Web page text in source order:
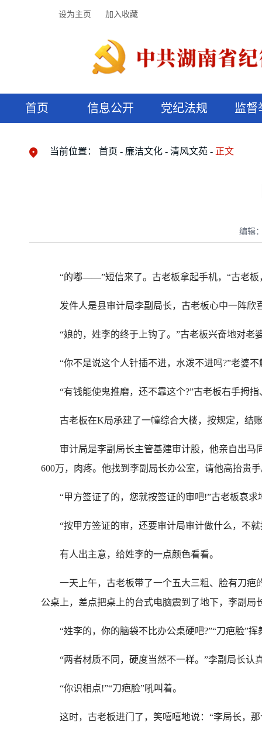
设为主页 加入收藏
首页 信息公开 党纪法规 监督
当前位置： 首页 廉洁文化 清风文苑 正文
编辑
“的嘟——”短信来了。古老板拿起手机，“古老板
发件人是县审计局李副局长，古老板心中一阵欣
“娘的，姓李的终于上钩了。”古老板兴奋地对老
“你不是说这个人针插不进，水泼不进吗?”老婆不
“有钱能使鬼推磨，还不靠这个?”古老板右手拇指
古老板在K局承建了一幢综合大楼，按规定，结账
审计局是李副局长主管基建审计股，他亲自出马
600万，肉疼。他找到李副局长办公室，请他高抬贵
“甲方签证了的，您就按签证的审吧!”古老板哀求
“按甲方签证的审，还要审计局审计做什么，不就
有人出主意，给姓李的一点颜色看看。
一天上午，古老板带了一个五大三粗、脸有刀疤
公桌上，差点把桌上的台式电脑震到了地下，李副局
“姓李的，你的脑袋不比办公桌硬吧?”“刀疤脸”挥
“两者材质不同，硬度当然不一样。”李副局长认
“你识相点!”“刀疤脸”吼叫着。
这时，古老板进门了，笑嘻嘻地说：“李局长，那